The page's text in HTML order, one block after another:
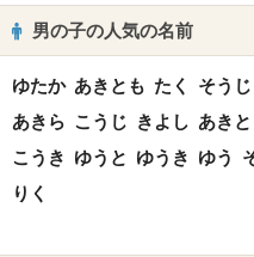
男の子の人気の名前
ゆたか あきとも たく そうじ
あきら こうじ きよし あきと
こうき ゆうと ゆうき ゆう
りく